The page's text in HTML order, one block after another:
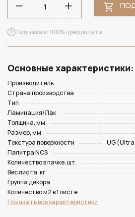
Под заказ | 100% предоплата
Основные характеристики:
Производитель
Страна производства
Тип
Ламинация/Лак
Толщина, мм
Размер, мм
Текстура поверхности
UG (Ultra
Палитра NCS
Количество в пачке, шт.
Вес листа, кг
Группа декора
Количество м2 в 1 листе
Показать все характеристики